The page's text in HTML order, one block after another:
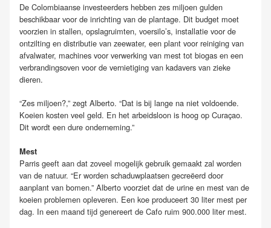
De Colombiaanse investeerders hebben zes miljoen gulden
beschikbaar voor de inrichting van de plantage. Dit budget moet
voorzien in stallen, opslagruimten, voersilo’s, installatie voor de
ontzilting en distributie van zeewater, een plant voor reiniging van
afvalwater, machines voor verwerking van mest tot biogas en een
verbrandingsoven voor de vernietiging van kadavers van zieke
dieren.
“Zes miljoen?,” zegt Alberto. “Dat is bij lange na niet voldoende.
Koeien kosten veel geld. En het arbeidsloon is hoog op Curaçao.
Dit wordt een dure onderneming.”
Mest
Parris geeft aan dat zoveel mogelijk gebruik gemaakt zal worden
van de natuur. “Er worden schaduwplaatsen gecreëerd door
aanplant van bomen.” Alberto voorziet dat de urine en mest van de
koeien problemen opleveren. Een koe produceert 30 liter mest per
dag. In een maand tijd genereert de Cafo ruim 900.000 liter mest.